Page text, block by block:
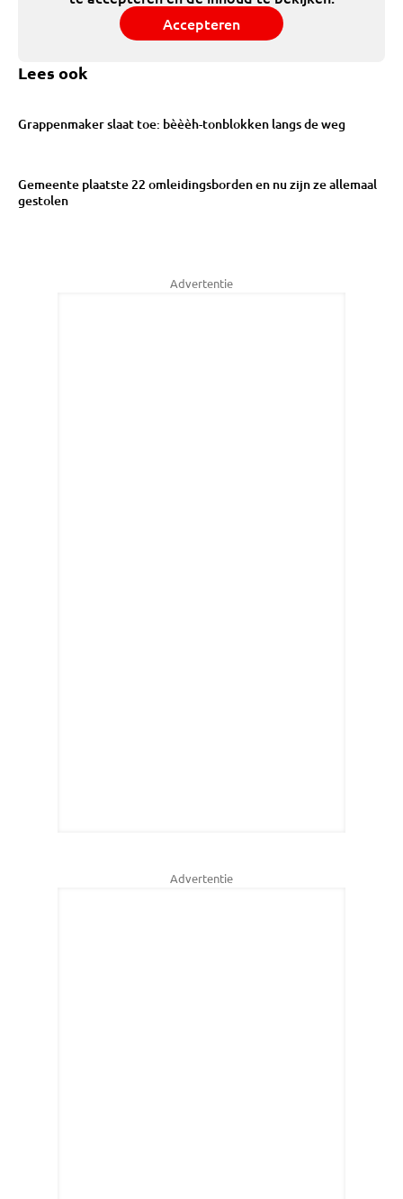
Accepteren
Lees ook
Grappenmaker slaat toe: bèèèh-tonblokken langs de weg
Gemeente plaatste 22 omleidingsborden en nu zijn ze allemaal
gestolen
Advertentie
Advertentie